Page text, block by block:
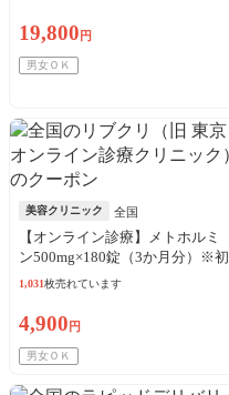
19,800 円
男女ＯＫ
美容クリニック 全国
【オンライン診療】メトホルミ
ン500mg×180錠（3か月分）※初
診料・送料込
1,031枚売れています
4,900 円
男女ＯＫ